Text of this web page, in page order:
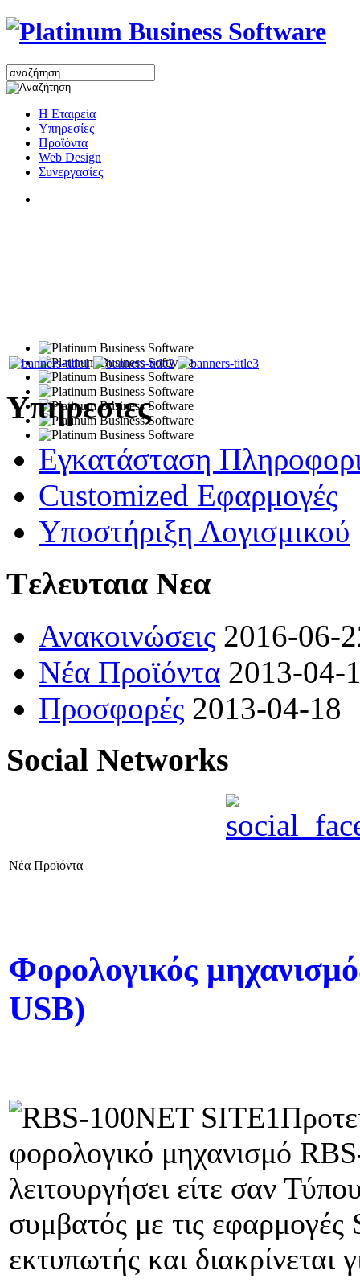
Η Εταιρεία
Υπηρεσίες
Προϊόντα
Web Design
Συνεργασίες
Υπηρεσιες
Εγκατάσταση
Customized Εφαρμογές
Υποστήριξη Λογισμικού
Tελευταια Νεα
Ανακοινώσεις 2016-06-
Νέα Προϊόντα 2013-04-
Προσφορές 2013-04-18
Social Networks
Νέα Προϊόντα
Φορολογικός
USB)
φορολογικό μηχανισμό
λειτουργήσει είτε σαν
συμβατός με τις εφαρμογές
εκτυπωτής και διακρίνεται